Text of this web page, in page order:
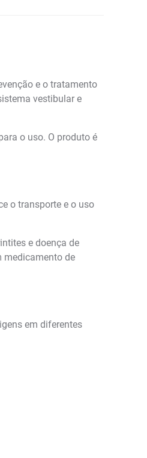
e o tratamento
vestibular e
o uso. O produto é
o transporte e o uso
e doença de
medicamento de
em diferentes